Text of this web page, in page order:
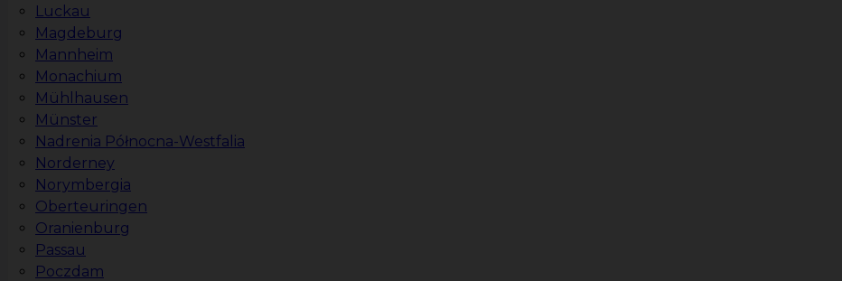
Luckau
Magdeburg
Mannheim
Monachium
Mühlhausen
Münster
Nadrenia Północna-Westfalia
Norderney
Norymbergia
Oberteuringen
Oranienburg
Passau
Poczdam